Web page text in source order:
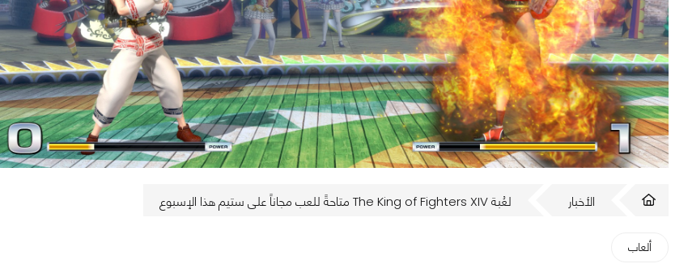
الأخبار لعُبة The King of Fighters XIV متاحةً للعب مجاناً على ستيم هذا الإسبوع
ألعاب